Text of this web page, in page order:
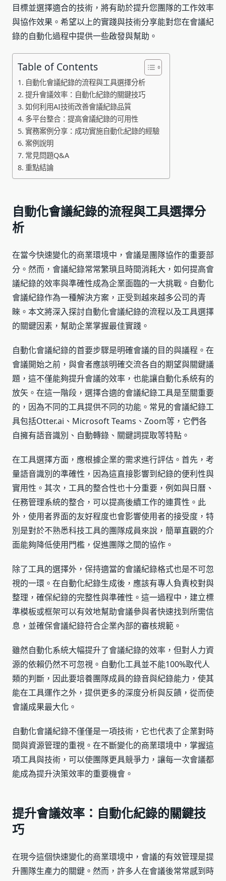
目標並選擇適合的技術，將有助於提升您團隊的工作效率
與協作效果。希望以上的實踐與技術分享能對您在會議紀
錄的自動化過程中提供一些啟發與幫助。
Table of Contents
自動化會議紀錄的流程與工具選擇分析
提升會議效率：自動化紀錄的關鍵技巧
如何利用AI技術改善會議紀錄品質
多平台整合：提高會議紀錄的可用性
實務案例分享：成功實施自動化紀錄的經驗
案例說明
常見問題Q&A
重點結論
自動化會議紀錄的流程與工具選擇分
析
在當今快速變化的商業環境中，會議是團隊協作的重要部
分。然而，會議紀錄常常繁瑣且時間消耗大，如何提高會
議紀錄的效率與準確性成為企業面臨的一大挑戰。自動化
會議紀錄作為一種解決方案，正受到越來越多公司的青
睞。本文將深入探討自動化會議紀錄的流程以及工具選擇
的關鍵因素，幫助企業掌握最佳實踐。
自動化會議紀錄的首要步驟是明確會議的目的與議程。在
會議開始之前，與會者應該明確交流各自的期望與關鍵議
題，這不僅能夠提升會議的效率，也能讓自動化系統有的
放矢。在這一階段，選擇合適的會議紀錄工具是至關重要
的，因為不同的工具提供不同的功能。常見的會議紀錄工
具包括Otter.ai、Microsoft Teams、Zoom等，它們各
自擁有語音識別、自動轉錄、關鍵詞提取等特點。
在工具選擇方面，應根據企業的需求進行評估。首先，考
量語音識別的準確性，因為這直接影響到紀錄的便利性與
實用性。其次，工具的整合性也十分重要，例如與日曆、
任務管理系統的整合，可以提高後續工作的連貫性。此
外，使用者界面的友好程度也會影響使用者的接受度，特
別是對於不熟悉科技工具的團隊成員來說，簡單直觀的介
面能夠降低使用門檻，促進團隊之間的協作。
除了工具的選擇外，保持適當的會議紀錄格式也是不可忽
視的一環。在自動化紀錄生成後，應該有專人負責校對與
整理，確保紀錄的完整性與準確性。這一過程中，建立標
準模板或框架可以有效地幫助會議參與者快速找到所需信
息，並確保會議紀錄符合企業內部的審核規範。
雖然自動化系統大幅提升了會議紀錄的效率，但對人力資
源的依賴仍然不可忽視。自動化工具並不能100%取代人
類的判斷，因此要培養團隊成員的錄音與紀錄能力，使其
能在工具運作之外，提供更多的深度分析與反饋，從而使
會議成果最大化。
自動化會議紀錄不僅僅是一項技術，它也代表了企業對時
間與資源管理的重視。在不斷變化的商業環境中，掌握這
項工具與技術，可以使團隊更具競爭力，讓每一次會議都
能成為提升決策效率的重要機會。
提升會議效率：自動化紀錄的關鍵技
巧
在現今這個快速變化的商業環境中，會議的有效管理是提
升團隊生產力的關鍵。然而，許多人在會議後常常感到時